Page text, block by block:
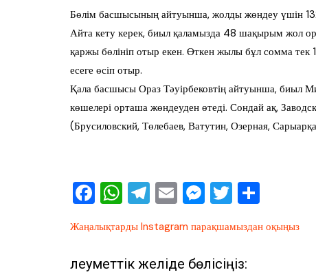
Бөлім басшысының айтуынша, жолды жөндеу үшін
Айта кету керек, биыл қаламызда 48 шақырым жол
қаржы бөлініп отыр екен. Өткен жылы бұл сомма
есеге өсіп отыр.
Қала басшысы Ораз Тәуірбековтің айтуынша, биыл
көшелері орташа жөндеуден өтеді. Сондай ақ,
(Брусиловский, Төлебаев, Ватутин, Озерная,
F
c
e
W
at
s
T
e
gr
E
ai
l
M
ss
e
T
tt
er
ра
Жаңалықтарды Instagram парақшамыздан оқыңыз
Әлеуметтік желіде бөлісіңіз: